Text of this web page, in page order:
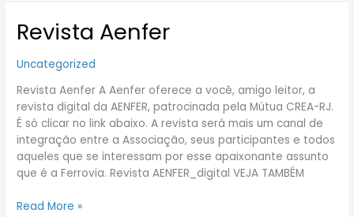
Revista Aenfer
Uncategorized
Revista Aenfer A Aenfer oferece a você, amigo leitor, a
revista digital da AENFER, patrocinada pela Mútua CREA-RJ.
É só clicar no link abaixo. A revista será mais um canal de
integração entre a Associação, seus participantes e todos
aqueles que se interessam por esse apaixonante assunto
que é a Ferrovia. Revista AENFER_digital VEJA TAMBÉM
Revista
Aenfer
Read More »